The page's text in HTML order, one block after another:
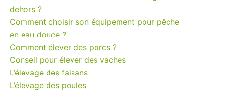
dehors ?
Comment choisir son équipement pour pêche
en eau douce ?
Comment élever des porcs ?
Conseil pour élever des vaches
L’élevage des faisans
L’élevage des poules